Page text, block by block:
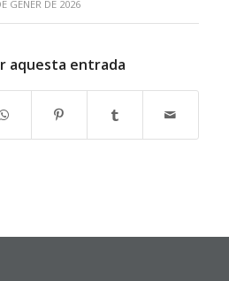
GENER DE 2026
aquesta entrada